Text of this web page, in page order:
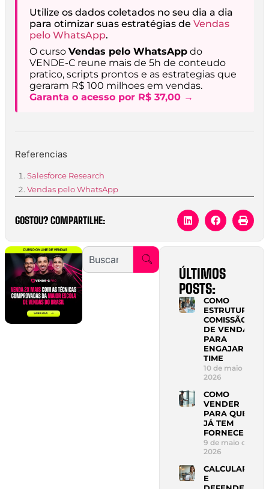
Utilize os dados coletados no seu dia a dia
para otimizar suas estratégias de Vendas
pelo WhatsApp.
O curso Vendas pelo WhatsApp do
VENDE-C reune mais de 5h de conteudo
pratico, scripts prontos e as estrategias que
geraram R$ 100 milhoes em vendas.
Garanta o acesso por R$ 37,00 →
Referencias
Salesforce Research
Vendas pelo WhatsApp
GOSTOU? COMPARTILHE:
ÚLTIMOS
POSTS:
COMO
ESTRUTURAR
COMISSÃO
DE VENDAS
PARA
ENGAJAR
TIME
10 de maio de
2026
COMO
VENDER
PARA QUEM
JÁ TEM
FORNECEDOR
9 de maio de
2026
CALCULAR
E